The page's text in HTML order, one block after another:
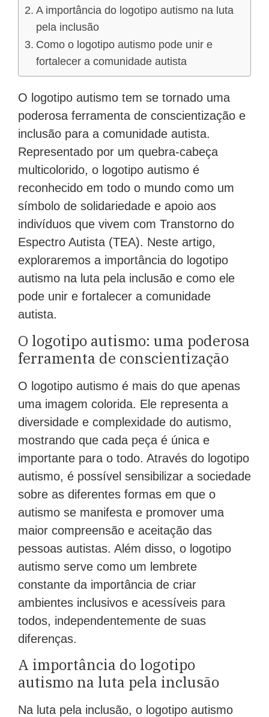
A importância do logotipo autismo na luta
pela inclusão
Como o logotipo autismo pode unir e
fortalecer a comunidade autista
O logotipo autismo tem se tornado uma
poderosa ferramenta de conscientização e
inclusão para a comunidade autista.
Representado por um quebra-cabeça
multicolorido, o logotipo autismo é
reconhecido em todo o mundo como um
símbolo de solidariedade e apoio aos
indivíduos que vivem com Transtorno do
Espectro Autista (TEA). Neste artigo,
exploraremos a importância do logotipo
autismo na luta pela inclusão e como ele
pode unir e fortalecer a comunidade
autista.
O logotipo autismo: uma poderosa
ferramenta de conscientização
O logotipo autismo é mais do que apenas
uma imagem colorida. Ele representa a
diversidade e complexidade do autismo,
mostrando que cada peça é única e
importante para o todo. Através do logotipo
autismo, é possível sensibilizar a sociedade
sobre as diferentes formas em que o
autismo se manifesta e promover uma
maior compreensão e aceitação das
pessoas autistas. Além disso, o logotipo
autismo serve como um lembrete
constante da importância de criar
ambientes inclusivos e acessíveis para
todos, independentemente de suas
diferenças.
A importância do logotipo
autismo na luta pela inclusão
Na luta pela inclusão, o logotipo autismo